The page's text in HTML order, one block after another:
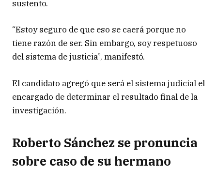
sustento.
“Estoy seguro de que eso se caerá porque no
tiene razón de ser. Sin embargo, soy respetuoso
del sistema de justicia”, manifestó.
El candidato agregó que será el sistema judicial el
encargado de determinar el resultado final de la
investigación.
Roberto Sánchez se pronuncia
sobre caso de su hermano